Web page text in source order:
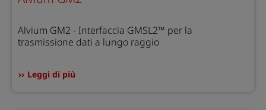
Alvium GM2 - Interfaccia GMSL2™ per la
trasmissione dati a lungo raggio
Leggi di più